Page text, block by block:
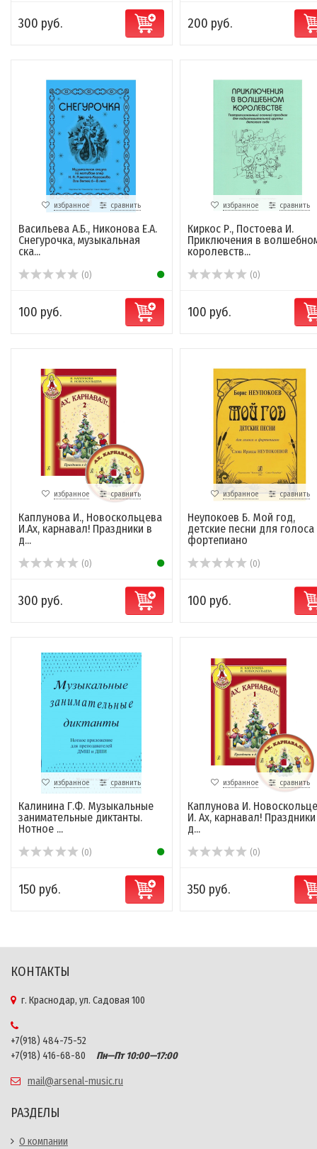
300 руб. 200 руб.
избранное сравнить
Васильева А.Б., Никонова Е.А.
Снегурочка, музыкальная
ска...
(0)
100 руб.
избранное сравнить
Киркос Р., Постоева И.
Приключения в
королевств...
(0)
100 руб.
избранное сравнить
Каплунова И., Новоскольцева
И.Ах, карнавал! Праздники в
д...
(0)
300 руб.
избранное сравнить
Неупокоев Б. Мой год,
детские песни для голоса
фортепиано
(0)
100 руб.
избранное сравнить
Калинина Г.Ф. Музыкальные
занимательные диктанты.
Нотное ...
(0)
150 руб.
избранное сравнить
Каплунова И.
И. Ах, карнавал!
д...
(0)
350 руб.
КОНТАКТЫ
г. Краснодар, ул. Садовая 100
+7(918) 484-75-52
+7(918) 416-68-80
Пн—Пт 10:00—17:00
mail@arsenal-music.ru
РАЗДЕЛЫ
О компании